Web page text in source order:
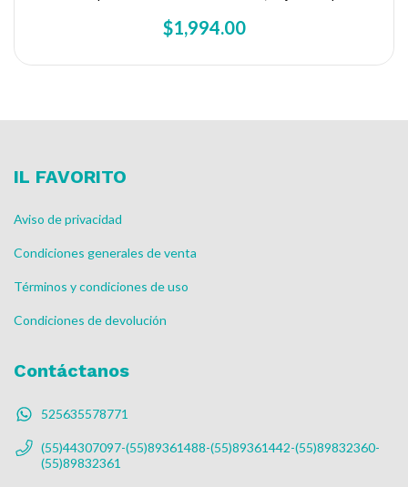
$1,994.00
IL FAVORITO
Aviso de privacidad
Condiciones generales de venta
Términos y condiciones de uso
Condiciones de devolución
Contáctanos
525635578771
(55)44307097-(55)89361488-(55)89361442-(55)89832360-
(55)89832361